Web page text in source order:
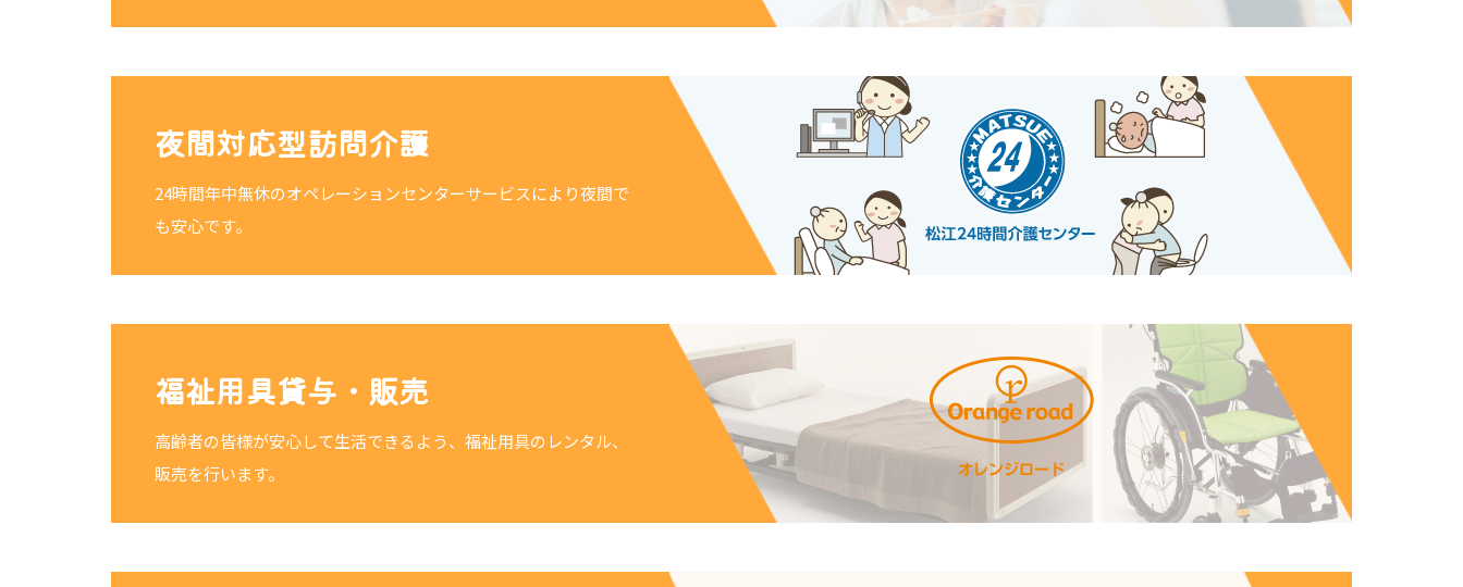
夜間対応型訪問介護
24時間年中無休のオペレーションセンターサービスにより夜間で
も安心です。
福祉用具貸与・販売
高齢者の皆様が安心して生活できるよう、福祉用具のレンタル、
販売を行います。